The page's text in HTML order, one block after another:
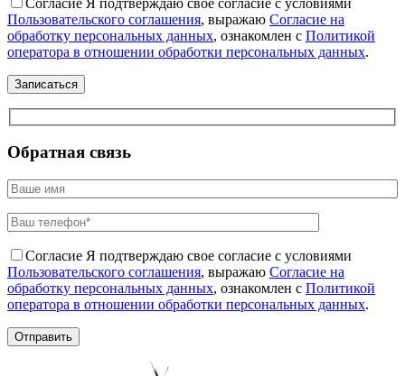
Согласие Я подтверждаю свое согласие с условиями
Пользовательского соглашения, выражаю Согласие на
обработку персональных данных, ознакомлен с Политикой
оператора в отношении обработки персональных данных.
Обратная связь
Согласие Я подтверждаю свое согласие с условиями
Пользовательского соглашения, выражаю Согласие на
обработку персональных данных, ознакомлен с Политикой
оператора в отношении обработки персональных данных.